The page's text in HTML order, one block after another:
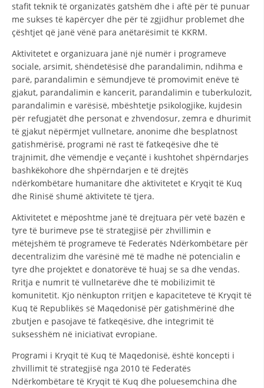
ORGANIZIMI DHE ZHVILLIMI
BORDI DREJTUES
KUVENDI
STRUKTURA DHE STRUKTURA ORGANIZATIVE
DISEMINIMI
DREJTA NDERKOMBETARE HUMANITARE
PROMOVIMI I VLERAVE HUMANE
PËRDORIMIN DHE MBROJTJEN E STEMËS
SOCIALO-HUMANITARE
SI TË JEPNI DONACIONE
EKIPE PËRGJIGJE DISASTER
STACIONIN E UJIT SHPËTIMIT – VODNO
EOK E CK
stafit teknik të organizatës gatshëm dhe i aftë për të punuar
me sukses të kapërcyer dhe për të zgjidhur problemet dhe
çështjet që janë vënë para anëtarësimit të KKRM.
Aktivitetet e organizuara janë një numër i programeve
sociale, arsimit, shëndetësisë dhe parandalimin, ndihma e
parë, parandalimin e sëmundjeve të promovimit enëve të
gjakut, parandalimin e kancerit, parandalimin e tuberkulozit,
parandalimin e varësisë, mbështetje psikologjike, kujdesin
për refugjatët dhe personat e zhvendosur, zemra e dhurimit
të gjakut nëpërmjet vullnetare, anonime dhe besplatnost
gatishmërisë, programi në rast të fatkeqësive dhe të
trajnimit, dhe vëmendje e veçantë i kushtohet shpërndarjes
bashkëkohore dhe shpërndarjen e të drejtës
ndërkombëtare humanitare dhe aktivitetet e Kryqit të Kuq
dhe Rinisë shumë aktivitete të tjera.
Aktivitetet e mëposhtme janë të drejtuara për vetë bazën e
tyre të burimeve pse të strategjisë për zhvillimin e
mëtejshëm të programeve të Federatës Ndërkombëtare për
decentralizim dhe varësinë më të madhe në potencialin e
tyre dhe projektet e donatorëve të huaj se sa dhe vendas.
Rritja e numrit të vullnetarëve dhe të mobilizimit të
komunitetit. Kjo nënkupton rritjen e kapaciteteve të Kryqit të
Kuq të Republikës së Maqedonisë për gatishmërinë dhe
zbutjen e pasojave të fatkeqësive, dhe integrimit të
suksesshëm në iniciativat evropiane.
Programi i Kryqit të Kuq të Maqedonisë, është koncepti i
zhvillimit të strategjisë nga 2010 të Federatës
Ndërkombëtare të Kryqit të Kuq dhe poluesemchina dhe